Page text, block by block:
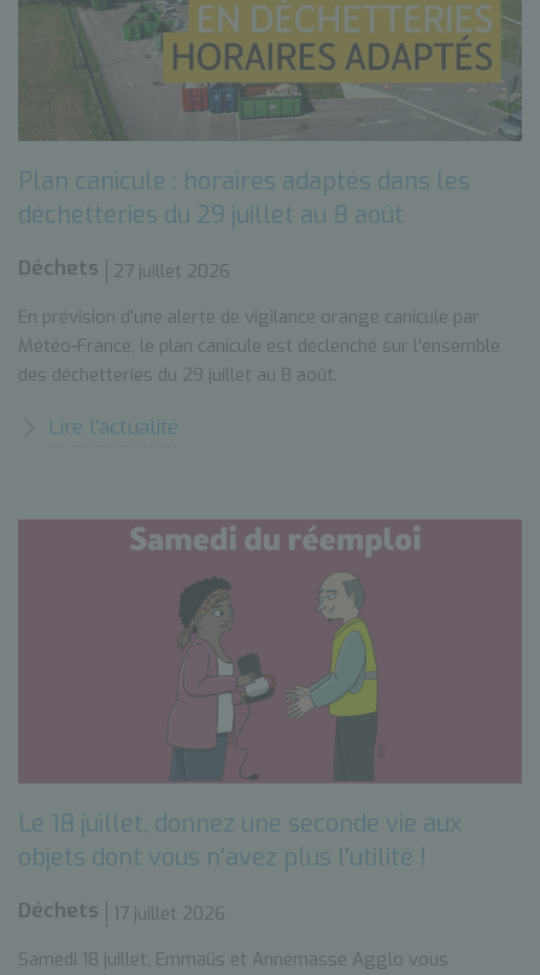
Plan canicule : horaires adaptés dans les
déchetteries du 29 juillet au 8 août
Déchets
27 juillet 2026
En prévision d'une alerte de vigilance orange canicule par
Météo-France, le plan canicule est déclenché sur l'ensemble
des déchetteries du 29 juillet au 8 août.
Lire l’actualité
Le 18 juillet, donnez une seconde vie aux
objets dont vous n'avez plus l'utilité !
Déchets
17 juillet 2026
Samedi 18 juillet, Emmaüs et Annemasse Agglo vous